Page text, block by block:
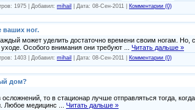
1975 | Добавил: mihail | Дата: 08-Сен-2011 Комментарии (0)
ваших ног.
может уделить достаточно времени своим ногам. Но,
Особого внимания они требуют
Читать дальше »
1403 | Добавил: mihail | Дата: 08-Сен-2011 Комментарии (0)
дом?
то в стационар лучше отправляться тогда,
Любое медицинс
Читать дальше »